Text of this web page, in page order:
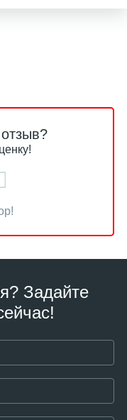
Задайте